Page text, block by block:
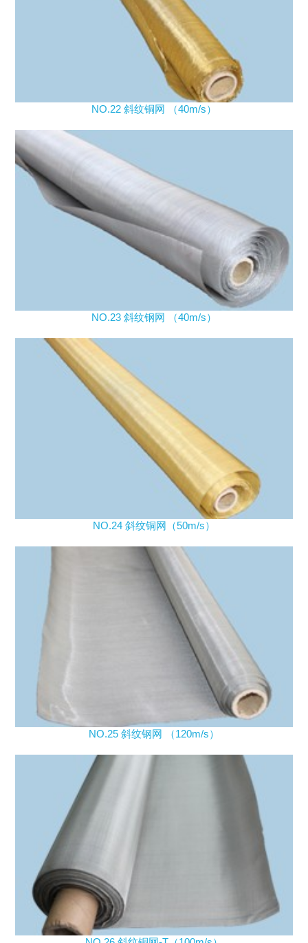
NO.22 斜纹铜网 （40m/s）
NO.23 斜纹钢网 （40m/s）
NO.24 斜纹铜网（50m/s）
NO.25 斜纹钢网 （120m/s）